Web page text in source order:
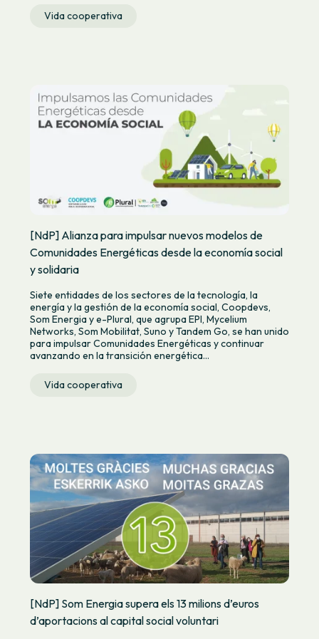
Vida cooperativa
[NdP] Alianza para impulsar nuevos modelos de
Comunidades Energéticas desde la economía social
y solidaria
Siete entidades de los sectores de la tecnología, la
energía y la gestión de la economía social, Coopdevs,
Som Energia y e-Plural, que agrupa EPI, Mycelium
Networks, Som Mobilitat, Suno y Tandem Go, se han unido
para impulsar Comunidades Energéticas y continuar
avanzando en la transición energética...
Vida cooperativa
[NdP] Som Energia supera els 13 milions d’euros
d’aportacions al capital social voluntari